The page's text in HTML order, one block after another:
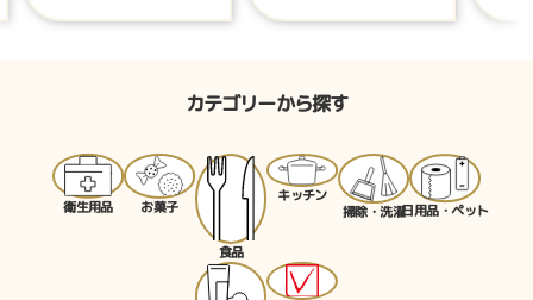
カテゴリーから探す
衛生用品 お菓子
食品
キッチン
掃除・洗濯日用品・ペット